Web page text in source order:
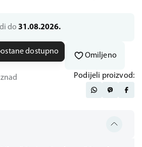
do 31.08.2026.
dostupno
Omiljeno
Podijeli proizvod: